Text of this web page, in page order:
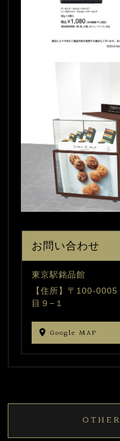
お問い合わせ
東京駅銘品館
【住所】〒100-
目９−１
Google MAP